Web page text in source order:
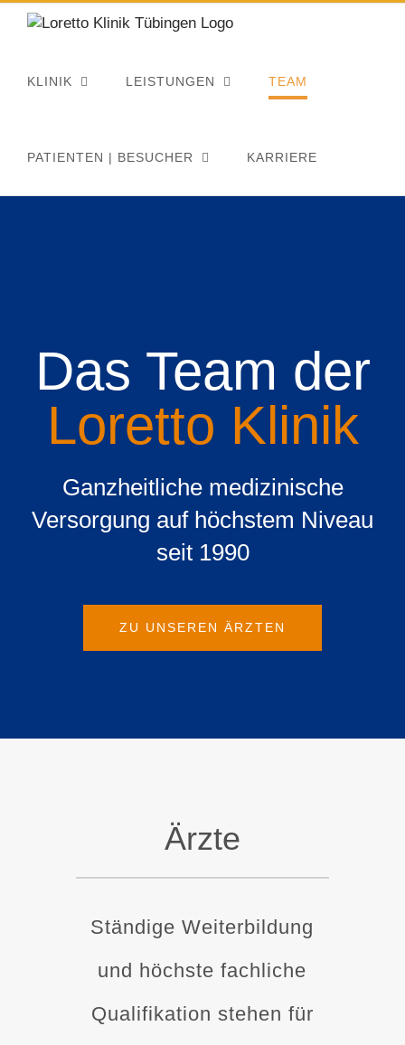
Zum
Inhalt
KLINIK LEISTUNGEN TEAM
PATIENTEN | BESUCHER KARRIERE
Das Team der
Loretto Klinik
Ganzheitliche medizinische
Versorgung auf höchstem Niveau
seit 1990
ZU UNSEREN ÄRZTEN
Ärzte
Ständige Weiterbildung
und höchste fachliche
Qualifikation stehen für